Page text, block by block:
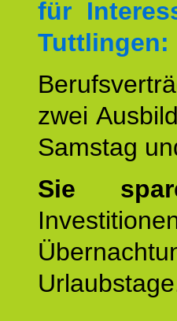
für
Tuttlingen:
zwei
Samstag
Sie